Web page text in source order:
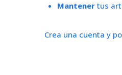
Mantener tus
Crea una cuenta y